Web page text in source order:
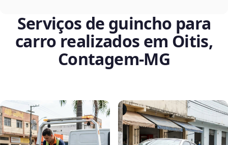
Serviços de guincho para
carro realizados em Oitis,
Contagem‑MG